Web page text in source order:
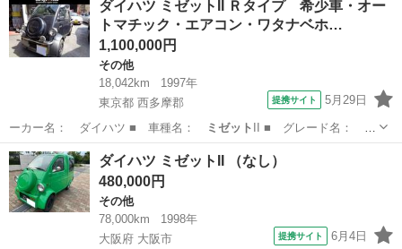
ダイハツ ミゼットII Ｒタイプ 希少車・オー
トマチック・エアコン・ワタナベホ…
1,100,000円
その他
18,042km
1997年
東京都 西多摩郡
提携サイト 5月29日
ーカー名： ダイハツ ■ 車種名： ミゼット
II ■ グレード名： Ｒ
タイプ 希…
東京 西多摩郡
ダイハツ ミゼットII （なし）
480,000円
その他
78,000km
1998年
大阪府 大阪市
提携サイト 6月4日